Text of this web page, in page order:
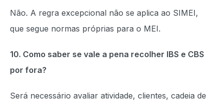
Não. A regra excepcional não se aplica ao SIMEI,
que segue normas próprias para o MEI.
10. Como saber se vale a pena recolher IBS e CBS
por fora?
Será necessário avaliar atividade, clientes, cadeia de